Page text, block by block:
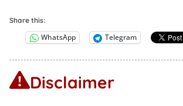
Share this:
WhatsApp Telegram
Disclaimer